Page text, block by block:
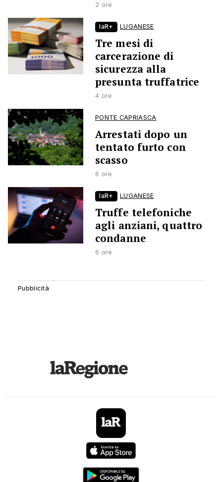
2 ore
laR+ LUGANESE
Tre mesi di
carcerazione di
sicurezza alla
presunta truffatrice
4 ore
PONTE CAPRIASCA
Arrestati dopo un
tentato furto con
scasso
6 ore
laR+ LUGANESE
Truffe telefoniche
agli anziani, quattro
condanne
6 ore